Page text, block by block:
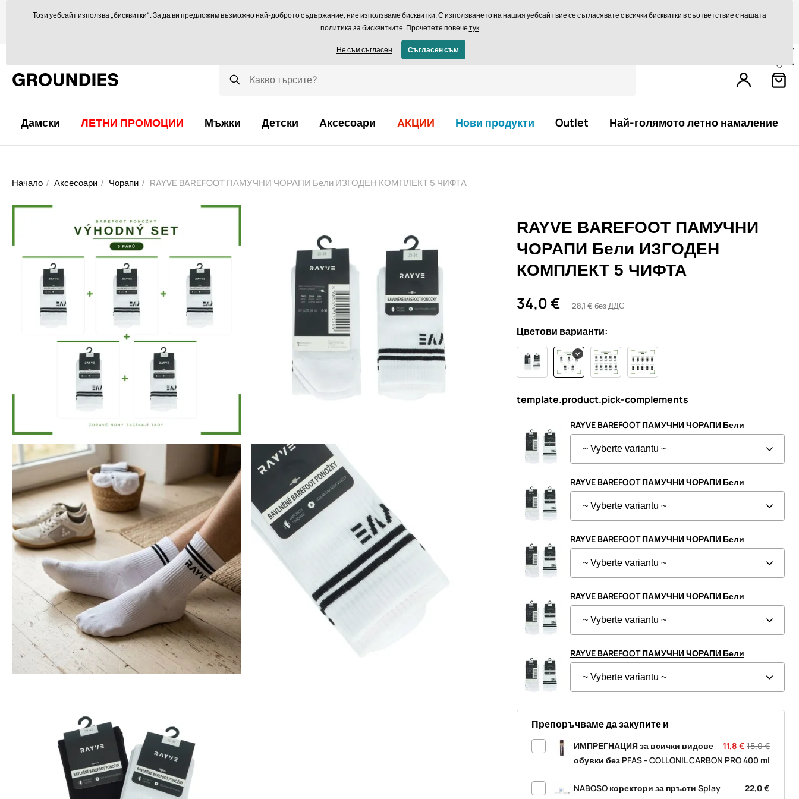
Ще се радваме да ви посъветваме тукorders@groundies.cz Връщане в рамките на 14 дни
Бърза доставка над 293,75 лв БЕЗПЛАТНО
Дамски ЛЕТНИ ПРОМОЦИИ Мъжки Детски Аксесоари АКЦИИ Нови продукти Outlet Най-голямото летно намаление
Начало Аксесоари Чорапи RAYVE BAREFOOT ПАМУЧНИ ЧОРАПИ Бели ИЗГОДЕН КОМПЛЕКТ 5 ЧИФТА
RAYVE BAREFOOT ПАМУЧНИ
ЧОРАПИ Бели ИЗГОДЕН
КОМПЛЕКТ 5 ЧИФТА
34,0 € 28,1 € без ДДС
Цветови варианти:
template.product.pick-complements
RAYVE BAREFOOT ПАМУЧНИ ЧОРАПИ Бели
RAYVE BAREFOOT ПАМУЧНИ ЧОРАПИ Бели
RAYVE BAREFOOT ПАМУЧНИ ЧОРАПИ Бели
RAYVE BAREFOOT ПАМУЧНИ ЧОРАПИ Бели
RAYVE BAREFOOT ПАМУЧНИ ЧОРАПИ Бели
Препоръчваме да закупите и
11,8 € 15,0 €
ИМПРЕГНАЦИЯ за всички видове
обувки без PFAS - COLLONIL CARBON PRO 400 ml
22,0 €
NABOSO коректори за пръсти Splay
Този уебсайт използва „бисквитки“. За да ви предложим възможно най-доброто съдържание, ние използваме бисквитки. С използването на нашия уебсайт вие се съгласявате с всички бисквитки в съответствие с нашата
политика за бисквитките. Прочетете повечетук
Не съм съгласен Съгласен съм